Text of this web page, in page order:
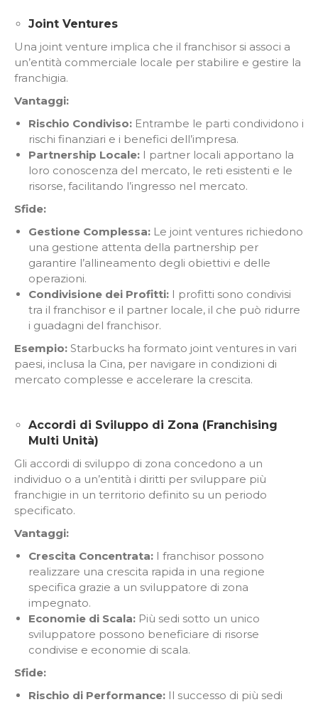
Joint Ventures
Una joint venture implica che il franchisor si associ a
un’entità commerciale locale per stabilire e gestire la
franchigia.
Vantaggi:
Rischio Condiviso: Entrambe le parti condividono i
rischi finanziari e i benefici dell’impresa.
Partnership Locale: I partner locali apportano la
loro conoscenza del mercato, le reti esistenti e le
risorse, facilitando l’ingresso nel mercato.
Sfide:
Gestione Complessa: Le joint ventures richiedono
una gestione attenta della partnership per
garantire l’allineamento degli obiettivi e delle
operazioni.
Condivisione dei Profitti: I profitti sono condivisi
tra il franchisor e il partner locale, il che può ridurre
i guadagni del franchisor.
Esempio: Starbucks ha formato joint ventures in vari
paesi, inclusa la Cina, per navigare in condizioni di
mercato complesse e accelerare la crescita.
Accordi di Sviluppo di Zona (Franchising
Multi Unità)
Gli accordi di sviluppo di zona concedono a un
individuo o a un’entità i diritti per sviluppare più
franchigie in un territorio definito su un periodo
specificato.
Vantaggi:
Crescita Concentrata: I franchisor possono
realizzare una crescita rapida in una regione
specifica grazie a un sviluppatore di zona
impegnato.
Economie di Scala: Più sedi sotto un unico
sviluppatore possono beneficiare di risorse
condivise e economie di scala.
Sfide:
Rischio di Performance: Il successo di più sedi